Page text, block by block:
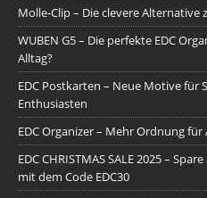
Molle-Clip – Die clevere Alternative
WUBEN G5 – Die perfekte EDC
Alltag?
EDC Postkarten – Neue Motive für
Enthusiasten
EDC Organizer – Mehr Ordnung
EDC CHRISTMAS SALE 2025 –
mit dem Code EDC30